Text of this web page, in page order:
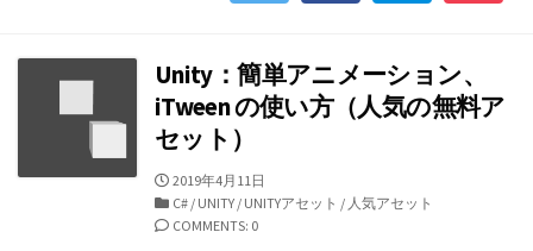
Unity：簡単アニメーション、
iTween の使い方（人気の無料ア
セット）
公
開
日
2019年4月11日
カ
テ
C# / UNITY / UNITYアセット / 人気アセット
COMMENTS: 0